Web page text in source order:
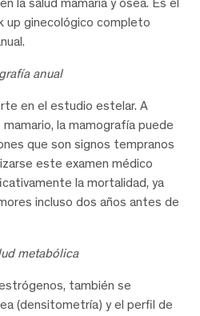
la salud mamaria y ósea. Es el
up ginecológico completo
anual
en el estudio estelar. A
la mamografía puede
que son signos tempranos
este examen médico
la mortalidad, ya
incluso dos años antes de
metabólica
también se
(densitometría) y el perfil de